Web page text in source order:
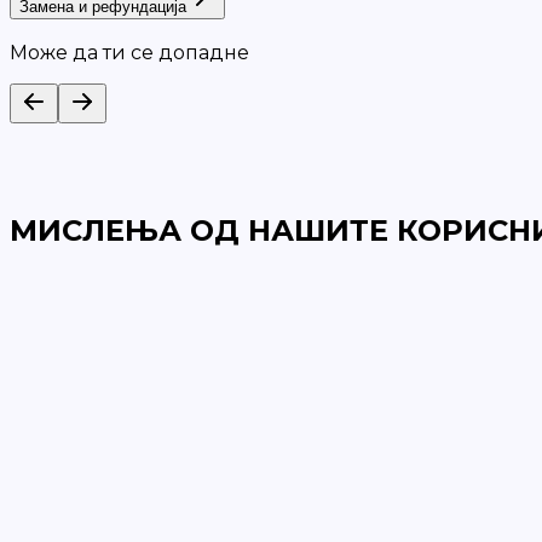
Замена и рефундација
Може да ти се допадне
МИСЛЕЊА ОД НАШИТЕ